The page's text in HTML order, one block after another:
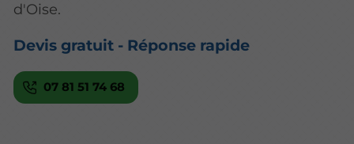
d'Oise.
Devis gratuit - Réponse rapide
07 81 51 74 68